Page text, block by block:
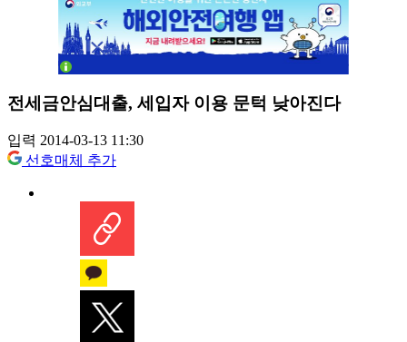
전세금안심대출, 세입자 이용 문턱 낮아진다
입력 2014-03-13 11:30
선호매체 추가